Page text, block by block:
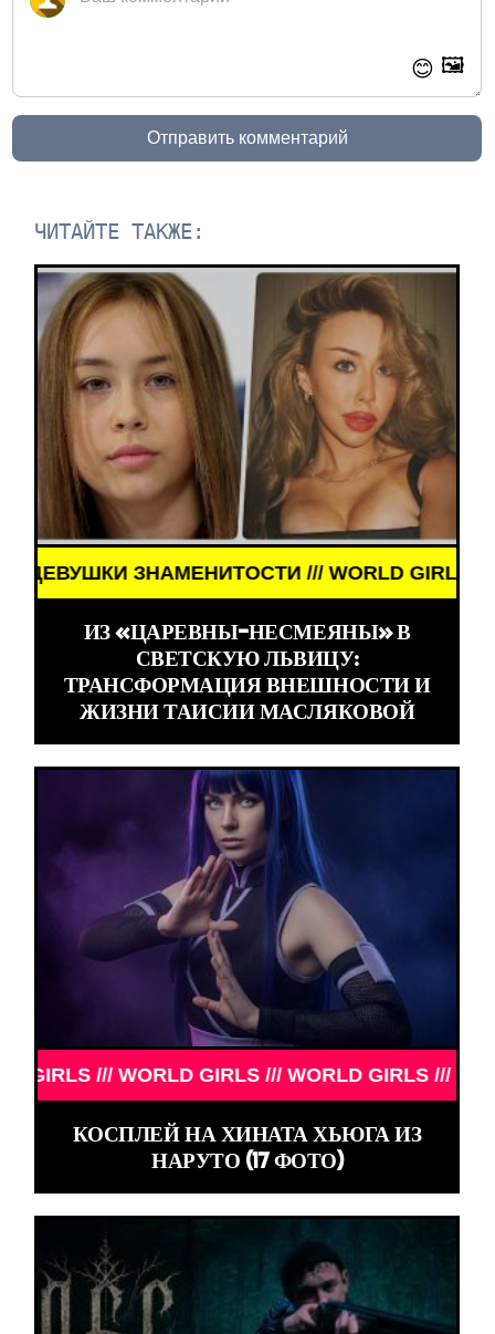
😊 🖼️
Отправить комментарий
ЧИТАЙТЕ ТАКЖЕ:
ЗНАМЕНИТОСТИ /// WORLD GIRLS ///
ИЗ «ЦАРЕВНЫ-НЕСМЕЯНЫ» В
СВЕТСКУЮ ЛЬВИЦУ:
ТРАНСФОРМАЦИЯ ВНЕШНОСТИ И
ЖИЗНИ ТАИСИИ МАСЛЯКОВОЙ
/// WORLD GIRLS /// WORLD GIRLS /// WORLD
КОСПЛЕЙ НА ХИНАТА ХЬЮГА ИЗ
НАРУТО (17 ФОТО)